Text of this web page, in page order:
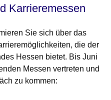
Karrieremessen
Sie sich über das
die der
Hessen bietet. Bis Juni
Messen vertreten und
zu kommen: